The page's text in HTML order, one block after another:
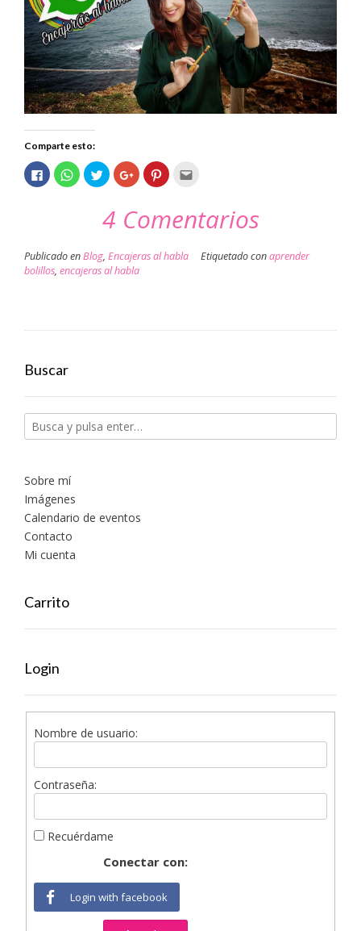
Comparte esto:
Haz
clic
para
una
ventana
nueva)
Haz
clic
para
WhatsApp
una
ventana
nueva)
Haz
clic
para
en
Twitter
(Se
una
ventana
nueva)
Haz
clic
para
en
Google+
(Se
una
ventana
nueva)
Haz
clic
Pinterest
(Se
en
una
por
correo
electrónico
amigo
4 Comentarios
Publicado enBlog, Encajeras al habla Etiquetado conaprender
bolillos, encajeras al habla
Buscar
Sobre mí
Imágenes
Calendario de eventos
Contacto
Mi cuenta
Carrito
Login
Nombre de usuario:
Contraseña:
Recuérdame
Conectar con:
Login with facebook